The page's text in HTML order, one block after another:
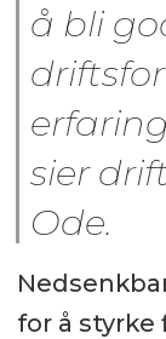
å bli
sier
Ode.
for å